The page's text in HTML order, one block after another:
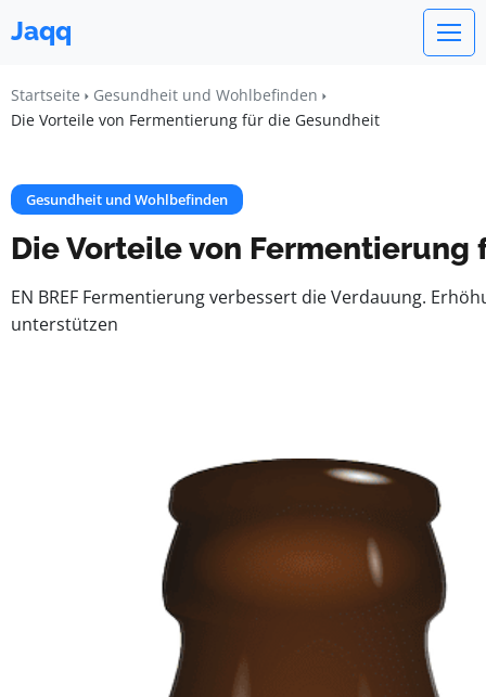
Jaqq
Startseite
Gesundheit und Wohlbefinden
Die Vorteile von Fermentierung für die Gesundheit
Gesundheit und Wohlbefinden
Die Vorteile von Fermentierung
EN BREF Fermentierung verbessert die Verdauung.
unterstützen